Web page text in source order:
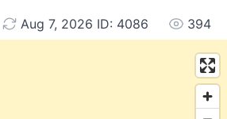
Aug 7, 2026 ID: 4086 394